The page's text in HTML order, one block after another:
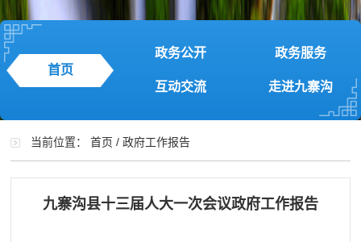
首页
政务公开 政务服务
互动交流 走进九寨沟
当前位置：首页 /政府工作报告
九寨沟县十三届人大一次会议政府工作报告